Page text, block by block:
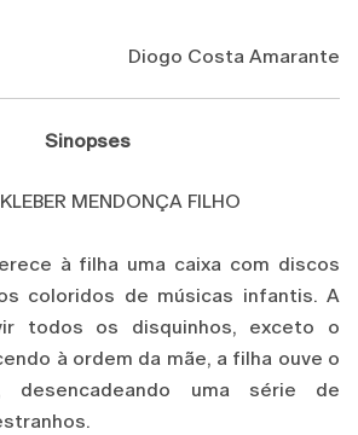
Diogo Costa Amarante
Sinopses
MENDONÇA FILHO
à filha uma caixa com discos
coloridos de músicas infantis. A
todos os disquinhos, exceto o
à ordem da mãe, a filha ouve o
desencadeando uma série de